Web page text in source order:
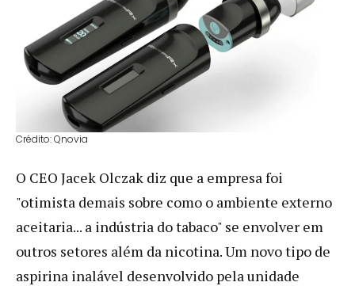
Crédito: Qnovia
O CEO Jacek Olczak diz que a empresa foi
"otimista demais sobre como o ambiente externo
aceitaria... a indústria do tabaco" se envolver em
outros setores além da nicotina. Um novo tipo de
aspirina inalável desenvolvido pela unidade